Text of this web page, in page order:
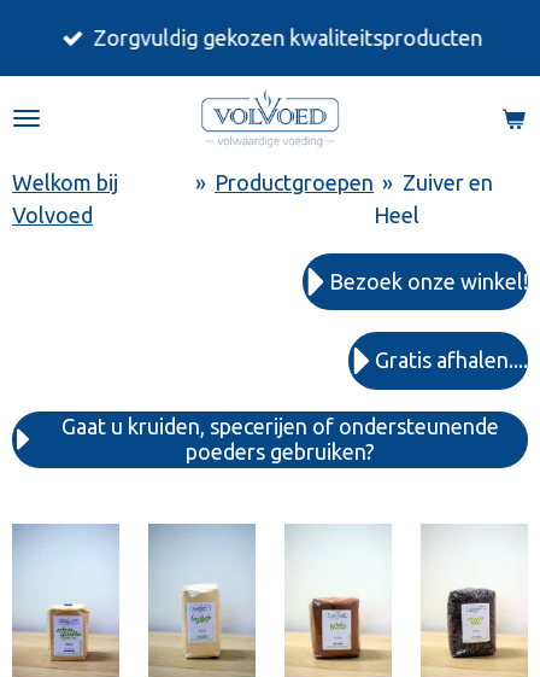
de
Zorgvuldig gekozen kwaliteitsproducten
Welkom bij
Volvoed
» Productgroepen » Zuiver en
Heel
Bezoek onze winkel!
Gratis afhalen....
Gaat u kruiden, specerijen of ondersteunende
poeders gebruiken?